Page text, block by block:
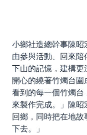
小鄉社造總幹事陳
由參與活動、回來
下山的記憶，建構
開心的繞著竹燭台
看到的每一個竹燭台
來製作完成。」 陳昭
回鄉，同時把在地
下去。」